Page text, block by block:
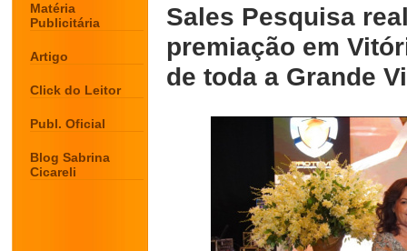
Matéria
Publicitária
Artigo
Click do Leitor
Publ. Oficial
Blog Sabrina
Cicareli
Sales Pesquisa
premiação em
de toda a Grande